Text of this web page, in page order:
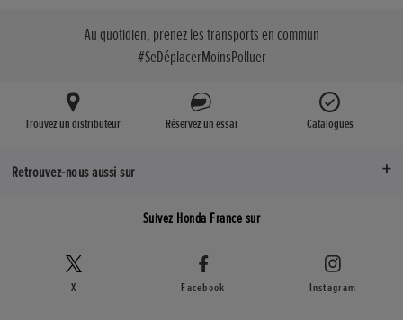
Au quotidien, prenez les transports en commun
#SeDéplacerMoinsPolluer
Trouvez un distributeur Réservez un essai Catalogues
Retrouvez-nous aussi sur
Suivez Honda France sur
X Facebook Instagram